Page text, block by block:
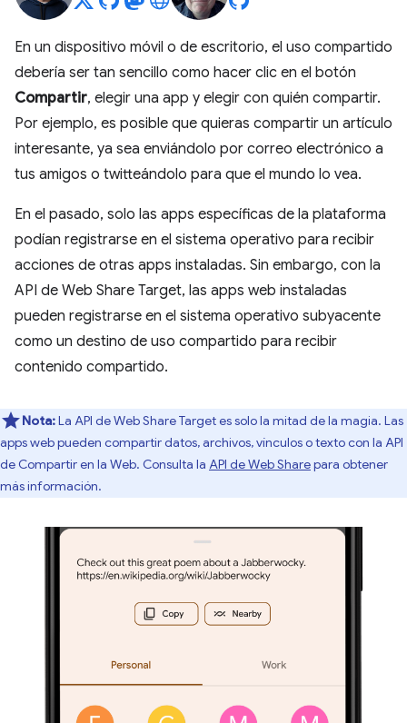
En un dispositivo móvil o de escritorio, el uso compartido
debería ser tan sencillo como hacer clic en el botón
Compartir, elegir una app y elegir con quién compartir.
Por ejemplo, es posible que quieras compartir un artículo
interesante, ya sea enviándolo por correo electrónico a
tus amigos o twitteándolo para que el mundo lo vea.
En el pasado, solo las apps específicas de la plataforma
podían registrarse en el sistema operativo para recibir
acciones de otras apps instaladas. Sin embargo, con la
API de Web Share Target, las apps web instaladas
pueden registrarse en el sistema operativo subyacente
como un destino de uso compartido para recibir
contenido compartido.
Nota:La API de Web Share Target es solo la mitad de la magia. Las
apps web pueden compartir datos, archivos, vínculos o texto con la API
de Compartir en la Web. Consulta la API de Web Sharepara obtener
más información.